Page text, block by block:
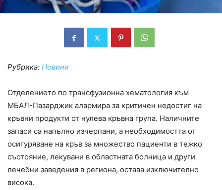
Рубрика: Новини
Отделението по трансфузионна хематология към
МБАЛ-Пазарджик алармира за критичен недостиг на
кръвни продукти от нулева кръвна група. Наличните
запаси са напълно изчерпани, а необходимостта от
осигуряване на кръв за множество пациенти в тежко
състояние, лекувани в областната болница и други
лечебни заведения в региона, остава изключително
висока.